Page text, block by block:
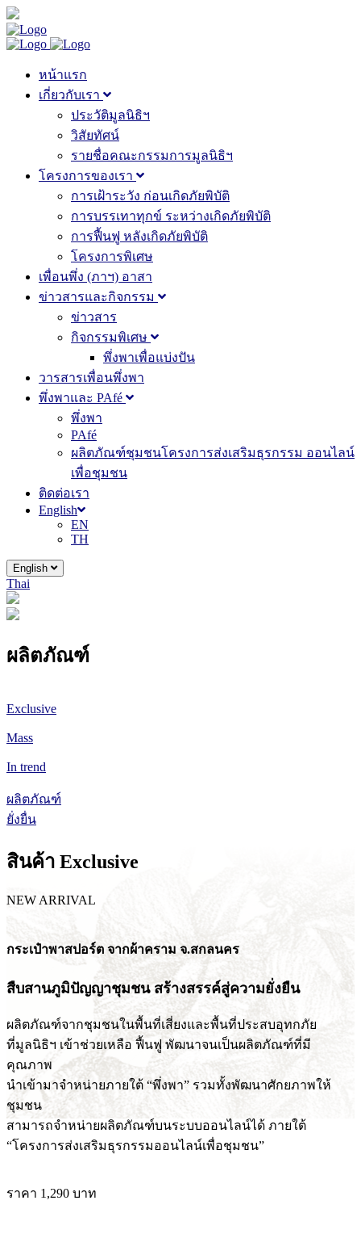
หน้าแรก
เกี่ยวกับเรา
ประวัติมูลนิธิฯ
วิสัยทัศน์
รายชื่อคณะกรรมการมูลนิธิฯ
โครงการของเรา
การเฝ้าระวัง ก่อนเกิดภัยพิบัติ
การบรรเทาทุกข์ ระหว่างเกิดภัยพิบัติ
การฟื้นฟู หลังเกิดภัยพิบัติ
โครงการพิเศษ
เพื่อนพึ่ง (ภาฯ) อาสา
ข่าวสารและกิจกรรม
ข่าวสาร
กิจกรรมพิเศษ
พึ่งพาเพื่อแบ่งปัน
วารสารเพื่อนพึ่งพา
พึ่งพาและ PAfé
พึ่งพา
PAfé
ผลิตภัณฑ์ชุมชนโครงการส่งเสริมธุรกรรม ออนไลน์
เพื่อชุมชน
ติดต่อเรา
English
EN
TH
English
Thai
ผลิตภัณฑ์
Exclusive
Mass
In trend
ผลิตภัณฑ์
ยั่งยื่น
สินค้า Exclusive
NEW ARRIVAL
กระเป๋าพาสปอร์ต จากผ้าคราม จ.สกลนคร
สืบสานภูมิปัญญาชุมชน สร้างสรรค์สู่ความยั่งยืน
ผลิตภัณฑ์จากชุมชนในพื้นที่เสี่ยงและพื้นที่ประสบอุทกภัย
ที่มูลนิธิฯ เข้าช่วยเหลือ ฟื้นฟู พัฒนาจนเป็นผลิตภัณฑ์ที่มี
คุณภาพ
นำเข้ามาจำหน่ายภายใต้ “พึ่งพา” รวมทั้งพัฒนาศักยภาพให้
ชุมชน
สามารถจำหน่ายผลิตภัณฑ์บนระบบออนไลน์ได้ ภายใต้
“โครงการส่งเสริมธุรกรรมออนไลน์เพื่อชุมชน”
ราคา 1,290 บาท